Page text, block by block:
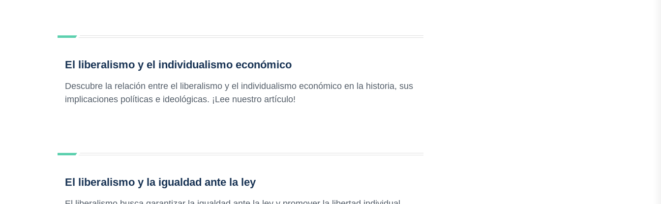
El liberalismo y el individualismo económico
Descubre la relación entre el liberalismo y el individualismo económico en la historia, sus
implicaciones políticas e ideológicas. ¡Lee nuestro artículo!
El liberalismo y la igualdad ante la ley